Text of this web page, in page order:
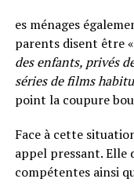
es ménages
parents disent être «
des enfants, privés
séries de films
point la coupure
Face à cette
appel pressant. Elle
compétentes ainsi